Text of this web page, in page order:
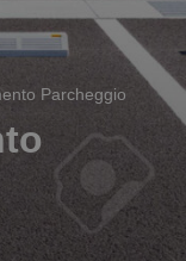
Parcheggio